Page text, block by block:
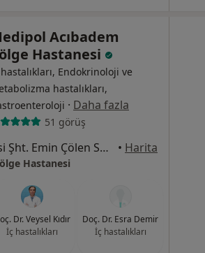
Acıbadem
Hastanesi
Endokrinoloji ve
hastalıkları,
· Daha fazla
51 görüş
Acıbadem Mahallesi Şht. Emin Çölen Sokağı No:4, Kadıköy • Harita
Hastanesi
Dr. Veysel Kıdır
İç hastalıkları
Doç. Dr. Esra Demir
İç hastalıkları